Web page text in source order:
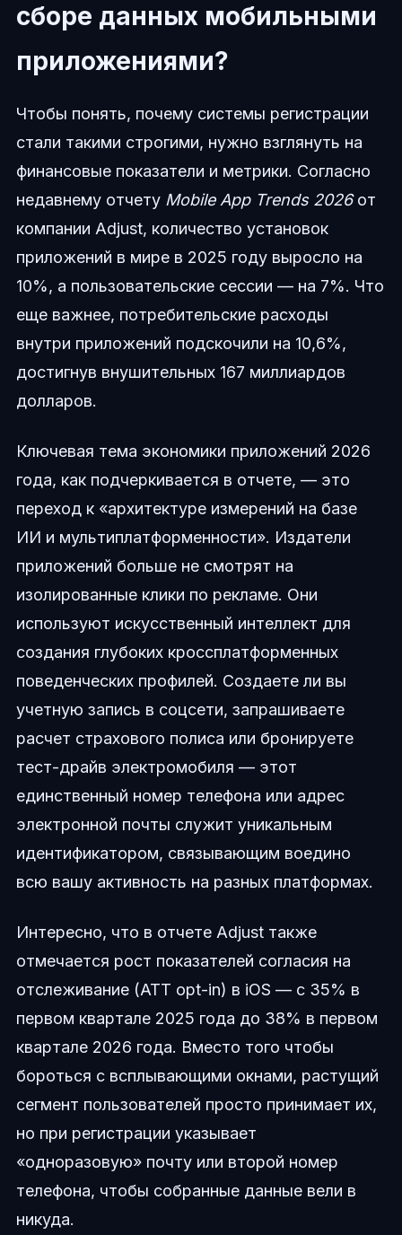
сборе данных мобильными
приложениями?
Чтобы понять, почему системы регистрации
стали такими строгими, нужно взглянуть на
финансовые показатели и метрики. Согласно
недавнему отчету Mobile App Trends 2026от
компании Adjust, количество установок
приложений в мире в 2025 году выросло на
10%, а пользовательские сессии — на 7%. Что
еще важнее, потребительские расходы
внутри приложений подскочили на 10,6%,
достигнув внушительных 167 миллиардов
долларов.
Ключевая тема экономики приложений 2026
года, как подчеркивается в отчете, — это
переход к «архитектуре измерений на базе
ИИ и мультиплатформенности». Издатели
приложений больше не смотрят на
изолированные клики по рекламе. Они
используют искусственный интеллект для
создания глубоких кроссплатформенных
поведенческих профилей. Создаете ли вы
учетную запись в соцсети, запрашиваете
расчет страхового полиса или бронируете
тест-драйв электромобиля — этот
единственный номер телефона или адрес
электронной почты служит уникальным
идентификатором, связывающим воедино
всю вашу активность на разных платформах.
Интересно, что в отчете Adjust также
отмечается рост показателей согласия на
отслеживание (ATT opt-in) в iOS — с 35% в
первом квартале 2025 года до 38% в первом
квартале 2026 года. Вместо того чтобы
бороться с всплывающими окнами, растущий
сегмент пользователей просто принимает их,
но при регистрации указывает
«одноразовую» почту или второй номер
телефона, чтобы собранные данные вели в
никуда.